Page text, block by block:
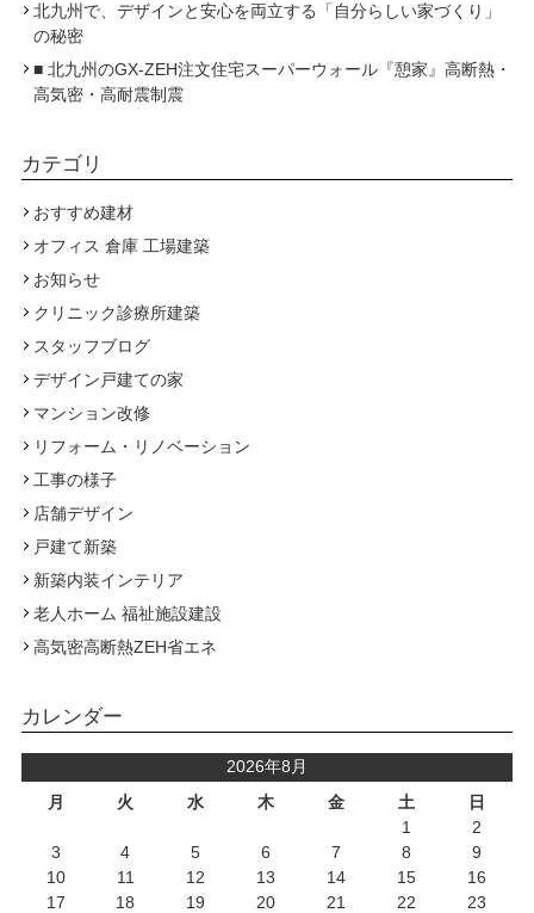
北九州で、デザインと安心を両立する「自分らしい家づくり」
の秘密
■ 北九州のGX-ZEH注文住宅スーパーウォール『憩家』高断熱・
高気密・高耐震制震
カテゴリ
おすすめ建材
オフィス 倉庫 工場建築
お知らせ
クリニック診療所建築
スタッフブログ
デザイン戸建ての家
マンション改修
リフォーム・リノベーション
工事の様子
店舗デザイン
戸建て新築
新築内装インテリア
老人ホーム 福祉施設建設
高気密高断熱ZEH省エネ
カレンダー
2026年8月
月
火 水 木 金 土 日
1
2
3
4 5 6 7 8
9
10
11 12 13 14 15
16
17
18 19 20 21 22
23